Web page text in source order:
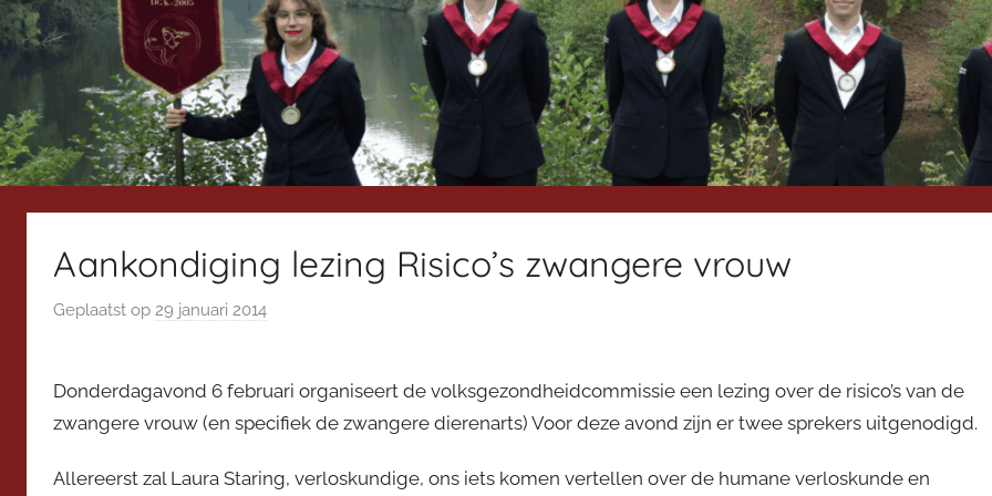
Aankondiging lezing Risico’s zwangere vrouw
Geplaatst op 29 januari 2014
r
V
c
Donderdagavond 6 februari organiseert de volksgezondheidcommissie een lezing over de risico’s van de
zwangere vrouw (en specifiek de zwangere dierenarts) Voor deze avond zijn er twee sprekers uitgenodigd.
Allereerst zal Laura Staring, verloskundige, ons iets komen vertellen over de humane verloskunde en